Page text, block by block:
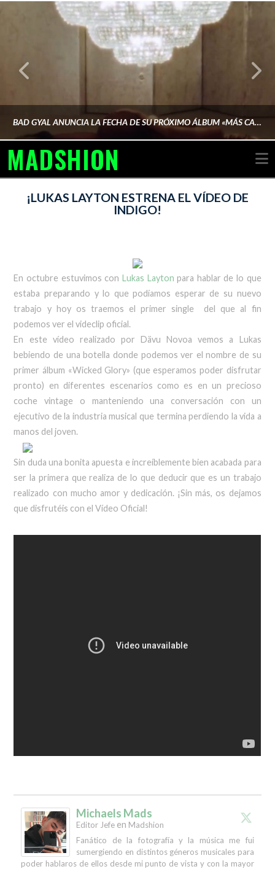
BAD GYAL ANUNCIA LA FECHA DE SU PRÓXIMO ÁLBUM «MÁS CARA»
MADSHION
¡LUKAS LAYTON ESTRENA EL VÍDEO DE
INDIGO!
En octubre estuvimos con Lukas Layton para hablar de lo que
estaba preparando y lo que podíamos esperar de su nuevo
trabajo y hoy os traemos el primer single del que al fin
podemos ver el videclip oficial.
En este vídeo realizado por Dävu Novoa vemos a Lukas
bebiendo de una botella donde podemos ver el nombre de su
primer álbum «Wicked Glory» (que esperamos poder disfrutar
pronto) en diferentes escenarios como es en un precioso
coche vintage o manteniendo una conversación con un
ejecutivo de la industria musical que termina perdiendo la vida a
manos del joven.
Sin duda una bonita apuesta e increíblemente bien acabada para
ser la primera que realiza de lo que deducir que es un trabajo
realizado con mucho amor y dedicación. ¡Sin más, os dejamos
que disfrutéis con el Vídeo Oficial!
Michaels Mads
Editor Jefe en Madshion
Fanático de la fotografía y la música me fui
sumergiendo en distintos géneros musicales para
poder hablaros de ellos desde mi punto de vista y con la mayor